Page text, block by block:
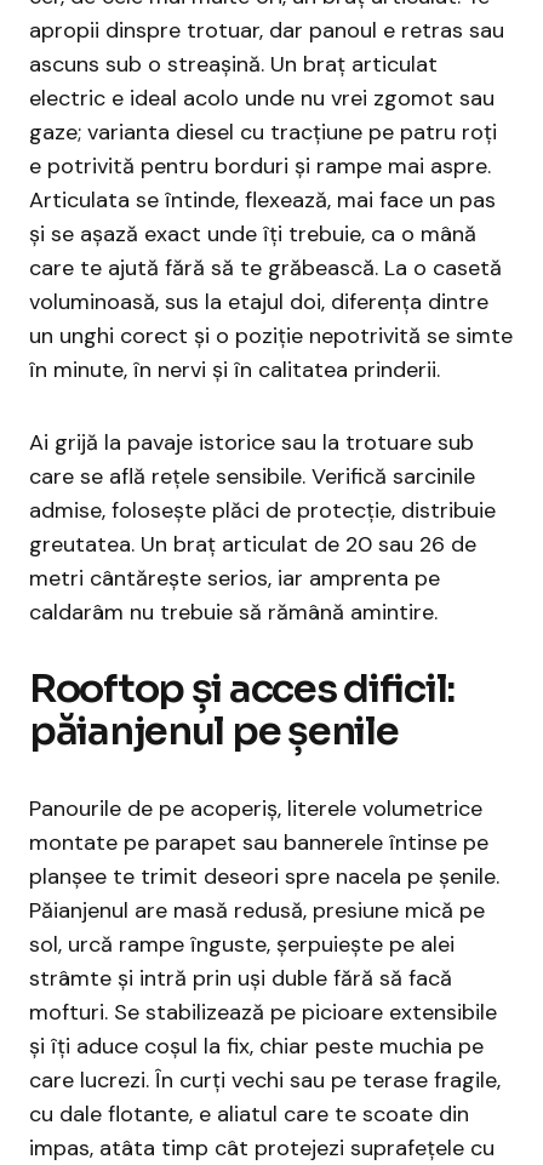
apropii dinspre trotuar, dar panoul e retras sau
ascuns sub o streașină. Un braț articulat
electric e ideal acolo unde nu vrei zgomot sau
gaze; varianta diesel cu tracțiune pe patru roți
e potrivită pentru borduri și rampe mai aspre.
Articulata se întinde, flexează, mai face un pas
și se așază exact unde îți trebuie, ca o mână
care te ajută fără să te grăbească. La o casetă
voluminoasă, sus la etajul doi, diferența dintre
un unghi corect și o poziție nepotrivită se simte
în minute, în nervi și în calitatea prinderii.
Ai grijă la pavaje istorice sau la trotuare sub
care se află rețele sensibile. Verifică sarcinile
admise, folosește plăci de protecție, distribuie
greutatea. Un braț articulat de 20 sau 26 de
metri cântărește serios, iar amprenta pe
caldarâm nu trebuie să rămână amintire.
Rooftop și acces dificil:
păianjenul pe șenile
Panourile de pe acoperiș, literele volumetrice
montate pe parapet sau bannerele întinse pe
planșee te trimit deseori spre nacela pe șenile.
Păianjenul are masă redusă, presiune mică pe
sol, urcă rampe înguste, șerpuiește pe alei
strâmte și intră prin uși duble fără să facă
mofturi. Se stabilizează pe picioare extensibile
și îți aduce coșul la fix, chiar peste muchia pe
care lucrezi. În curți vechi sau pe terase fragile,
cu dale flotante, e aliatul care te scoate din
impas, atâta timp cât protejezi suprafețele cu